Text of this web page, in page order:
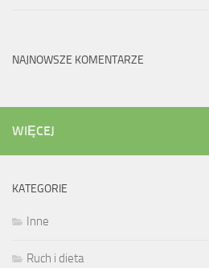
NAJNOWSZE KOMENTARZE
WIĘCEJ
KATEGORIE
Inne
Ruch i dieta